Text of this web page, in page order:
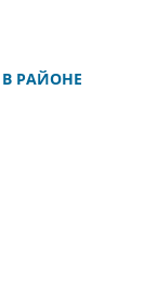
РАЙОНЕ